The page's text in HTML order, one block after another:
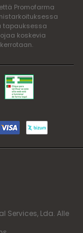
Promofarma
tapauksessa
koskevia
kerrotaan.
Services, Lda. Alle